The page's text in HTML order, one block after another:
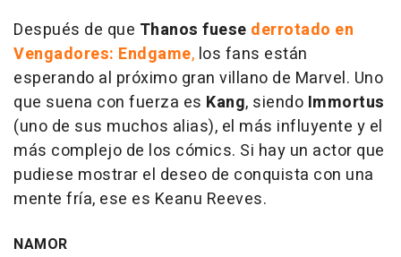
Después de que Thanos fuese derrotado en
Vengadores: Endgame, los fans están
esperando al próximo gran villano de Marvel. Uno
que suena con fuerza es Kang, siendo Immortus
(uno de sus muchos alias), el más influyente y el
más complejo de los cómics. Si hay un actor que
pudiese mostrar el deseo de conquista con una
mente fría, ese es Keanu Reeves.
NAMOR